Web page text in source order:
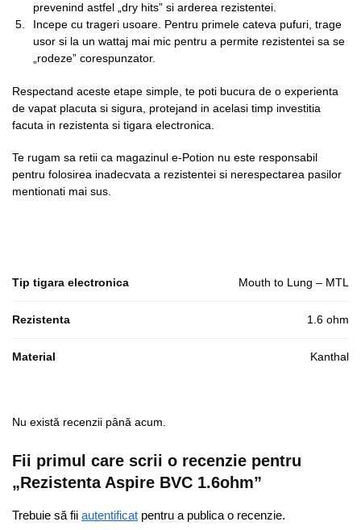
prevenind astfel „dry hits” si arderea rezistentei.
Incepe cu trageri usoare. Pentru primele cateva pufuri, trage
usor si la un wattaj mai mic pentru a permite rezistentei sa se
„rodeze” corespunzator.
Respectand aceste etape simple, te poti bucura de o experienta
de vapat placuta si sigura, protejand in acelasi timp investitia
facuta in rezistenta si tigara electronica.
Te rugam sa retii ca magazinul e-Potion nu este responsabil
pentru folosirea inadecvata a rezistentei si nerespectarea pasilor
mentionati mai sus.
Tip tigara electronica Mouth to Lung – MTL
Rezistenta 1.6 ohm
Material Kanthal
Nu există recenzii până acum.
Fii primul care scrii o recenzie pentru
„Rezistenta Aspire BVC 1.6ohm”
Trebuie să fii autentificat pentru a publica o recenzie.